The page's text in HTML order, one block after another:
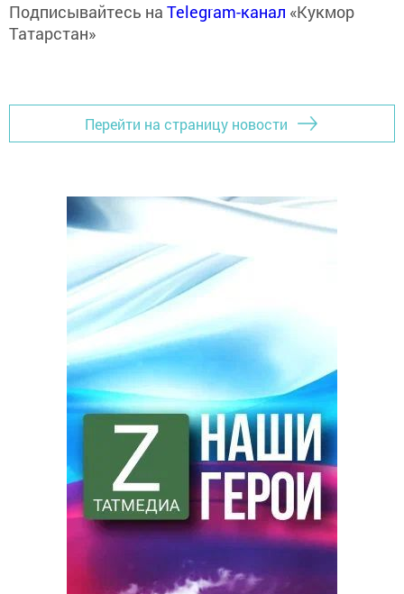
Подписывайтесь на Telegram-канал «Кукмор
Татарстан»
Перейти на страницу новости